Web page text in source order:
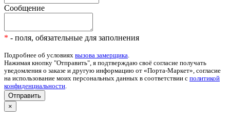
Сообщение
* - поля, обязательные для заполнения
Подробнее об условиях вызова замерщика.
Нажимая кнопку "Отправить", я подтверждаю своё согласие получать
уведомления о заказе и другую информацию от «Порта-Маркет», согласие
на использование моих персональных данных в соответствии с политикой
конфиденциальности.
Отправить
×